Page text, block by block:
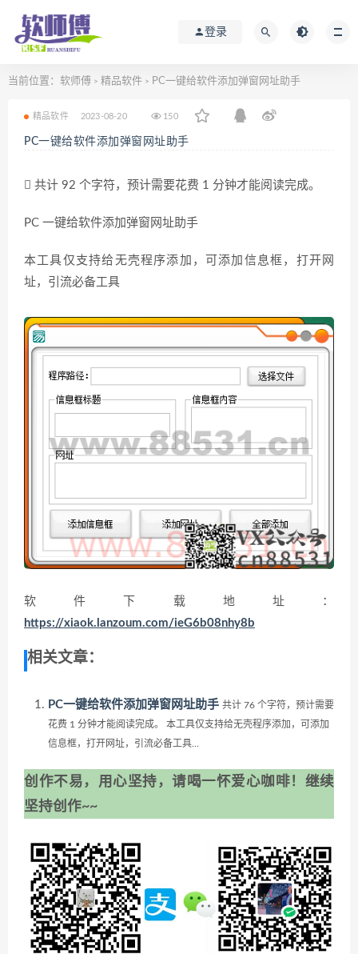
登录
当前位置： 软师傅 > 精品软件 > PC一键给软件添加弹窗网址助手
精品软件 2023-08-20 150
PC一键给软件添加弹窗网址助手
共计 92 个字符，预计需要花费 1 分钟才能阅读完成。
PC 一键给软件添加弹窗网址助手
本工具仅支持给无壳程序添加，可添加信息框，打开网
址，引流必备工具
软件下载地址：
https://xiaok.lanzoum.com/ieG6b08nhy8b
相关文章：
PC一键给软件添加弹窗网址助手 共计 76 个字符，预计需要
花费 1 分钟才能阅读完成。 本工具仅支持给无壳程序添加，可添加
信息框，打开网址，引流必备工具...
创作不易，用心坚持，请喝一怀爱心咖啡！继续
坚持创作~~